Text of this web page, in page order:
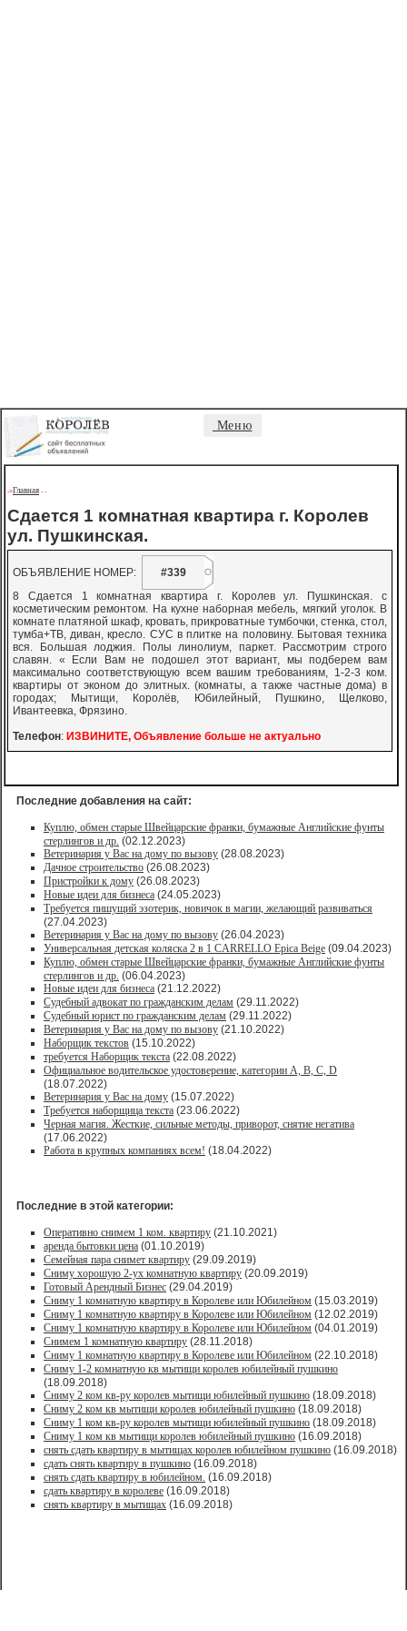
Меню
->Главная - -
Сдается 1 комнатная квартира г. Королев
ул. Пушкинская.
ОБЪЯВЛЕНИЕ НОМЕР:
#339
8 Сдается 1 комнатная квартира г. Королев ул. Пушкинская. с
косметическим ремонтом. На кухне наборная мебель, мягкий уголок. В
комнате платяной шкаф, кровать, прикроватные тумбочки, стенка, стол,
тумба+ТВ, диван, кресло. СУС в плитке на половину. Бытовая техника
вся. Большая лоджия. Полы линолиум, паркет. Рассмотрим строго
славян. « Если Вам не подошел этот вариант, мы подберем вам
максимально соответствующую всем вашим требованиям, 1-2-3 ком.
квартиры от эконом до элитных. (комнаты, а также частные дома) в
городах; Мытищи, Королёв, Юбилейный, Пушкино, Щелково,
Ивантеевка, Фрязино.
Телефон: ИЗВИНИТЕ, Объявление больше не актуально
Последние добавления на сайт:
Куплю, обмен старые Швейцарские франки, бумажные Английские фунты
стерлингов и др. (02.12.2023)
Ветеринария у Вас на дому по вызову (28.08.2023)
Дачное строительство (26.08.2023)
Пристройки к дому (26.08.2023)
Новые идеи для бизнеса (24.05.2023)
Требуется пишущий эзотерик, новичок в магии, желающий развиваться
(27.04.2023)
Ветеринария у Вас на дому по вызову (26.04.2023)
Универсальная детская коляска 2 в 1 CARRELLO Epica Beige (09.04.2023)
Куплю, обмен старые Швейцарские франки, бумажные Английские фунты
стерлингов и др. (06.04.2023)
Новые идеи для бизнеса (21.12.2022)
Судебный адвокат по гражданским делам (29.11.2022)
Судебный юрист по гражданским делам (29.11.2022)
Ветеринария у Вас на дому по вызову (21.10.2022)
Наборщик текстов (15.10.2022)
требуется Наборщик текста (22.08.2022)
Официальное водительское удостоверение, категории A, B, C, D
(18.07.2022)
Ветеринария у Вас на дому (15.07.2022)
Требуется наборщица текста (23.06.2022)
Черная магия. Жесткие, сильные методы, приворот, снятие негатива
(17.06.2022)
Работа в крупных компаниях всем! (18.04.2022)
Последние в этой категории:
Оперативно снимем 1 ком. квартиру (21.10.2021)
аренда бытовки цена (01.10.2019)
Семейная пара снимет квартиру (29.09.2019)
Сниму хорошую 2-ух комнатную квартиру (20.09.2019)
Готовый Арендный Бизнес (29.04.2019)
Сниму 1 комнатную квартиру в Королеве или Юбилейном (15.03.2019)
Сниму 1 комнатную квартиру в Королеве или Юбилейном (12.02.2019)
Сниму 1 комнатную квартиру в Королеве или Юбилейном (04.01.2019)
Снимем 1 комнатную квартиру (28.11.2018)
Сниму 1 комнатную квартиру в Королеве или Юбилейном (22.10.2018)
Сниму 1-2 комнатную кв мытищи королев юбилейный пушкино
(18.09.2018)
Сниму 2 ком кв-ру королев мытищи юбилейный пушкино (18.09.2018)
Сниму 2 ком кв мытищи королев юбилейный пушкино (18.09.2018)
Сниму 1 ком кв-ру королев мытищи юбилейный пушкино (18.09.2018)
Сниму 1 ком кв мытищи королев юбилейный пушкино (16.09.2018)
снять сдать квартиру в мытищах королев юбилейном пушкино (16.09.2018)
сдать снять квартиру в пушкино (16.09.2018)
снять сдать квартиру в юбилейном. (16.09.2018)
сдать квартиру в королеве (16.09.2018)
снять квартиру в мытищах (16.09.2018)